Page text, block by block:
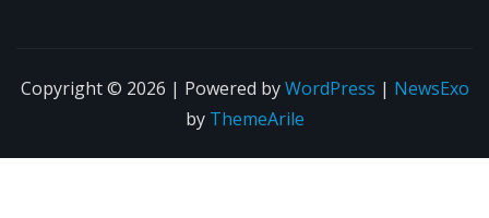
Copyright © 2026 | Powered byWordPress | NewsExo
by ThemeArile